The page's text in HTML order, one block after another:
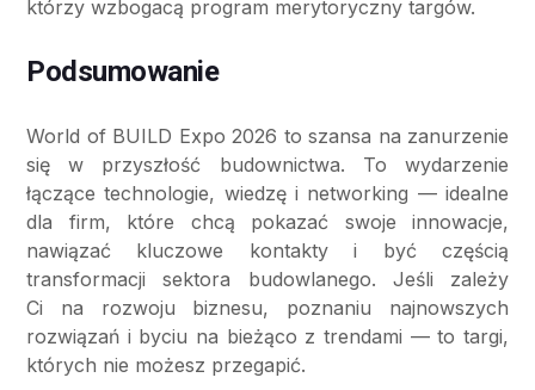
którzy wzbogacą program merytoryczny targów.
Podsumowanie
World of BUILD Expo 2026 to szansa na zanurzenie
się w przyszłość budownictwa. To wydarzenie
łączące technologie, wiedzę i networking — idealne
dla firm, które chcą pokazać swoje innowacje,
nawiązać kluczowe kontakty i być częścią
transformacji sektora budowlanego. Jeśli zależy
Ci na rozwoju biznesu, poznaniu najnowszych
rozwiązań i byciu na bieżąco z trendami — to targi,
których nie możesz przegapić.